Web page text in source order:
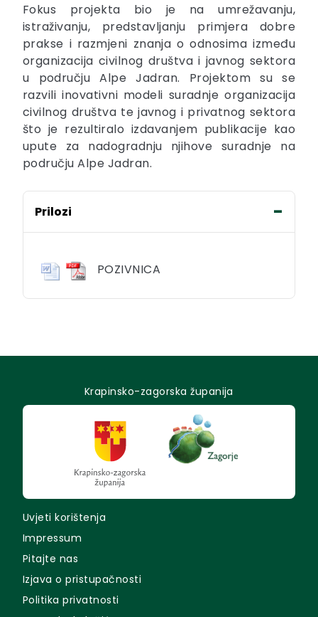
Fokus projekta bio je na umrežavanju,
istraživanju, predstavljanju primjera dobre
prakse i razmjeni znanja o odnosima između
organizacija civilnog društva i javnog sektora
u području Alpe Jadran. Projektom su se
razvili inovativni modeli suradnje organizacija
civilnog društva te javnog i privatnog sektora
što je rezultiralo izdavanjem publikacije kao
upute za nadogradnju njihove suradnje na
području Alpe Jadran.
Prilozi
POZIVNICA
Krapinsko-zagorska županija
Uvjeti korištenja
Impressum
Pitajte nas
Izjava o pristupačnosti
Politika privatnosti